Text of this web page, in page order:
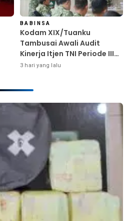
BABINSA
Kodam XIX/Tuanku
Tambusai Awali Audit
Kinerja Itjen TNI Periode III
TA 2026
3 hari yang lalu